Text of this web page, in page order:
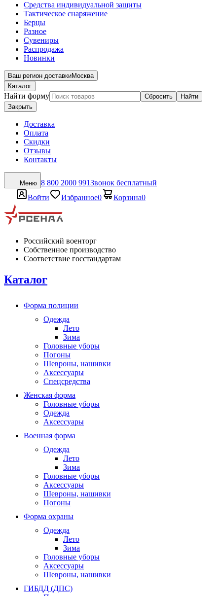
Средства индивидуальной защиты
Тактическое снаряжение
Берцы
Разное
Сувениры
Распродажа
Новинки
Ваш регион доставкиМосква
Каталог
Найти форму Сбросить
Найти
Закрыть
Доставка
Оплата
Скидки
Отзывы
Контакты
Меню 8 800 2000 991Звонок бесплатный
Войти
Избранное0 Корзина0
Российский военторг
Собственное производство
Соответствие госстандартам
Каталог
Форма полиции
Одежда
Лето
Зима
Головные уборы
Погоны
Шевроны, нашивки
Аксессуары
Спецсредства
Женская форма
Головные уборы
Одежда
Аксессуары
Военная форма
Одежда
Лето
Зима
Головные уборы
Аксессуары
Шевроны, нашивки
Погоны
Форма охраны
Одежда
Лето
Зима
Головные уборы
Аксессуары
Шевроны, нашивки
ГИБДД (ДПС)